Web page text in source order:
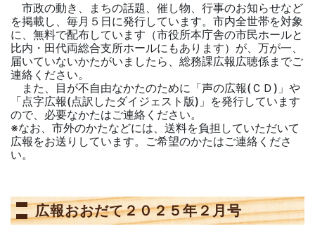
市政の動き、まちの話題、催し物、行事のお知らせなど
を掲載し、毎月５日に発行しています。市内全世帯を対象
に、無料で配布しています（市役所本庁舎の市民ホールと
比内・田代両総合支所ホールにもあります）が、万が一、
届いていないかたがいましたら、総務課広報広聴係までご
連絡ください。
また、目が不自由なかたのために「声の広報(ＣＤ)」や
「点字広報(点訳したダイジェスト版)」を発行しています
ので、必要なかたはご連絡ください。
※なお、市外のかたなどには、送料を負担していただいて
広報をお送りしています。ご希望のかたはご連絡くださ
い。
広報おおだて２０２５年２月号